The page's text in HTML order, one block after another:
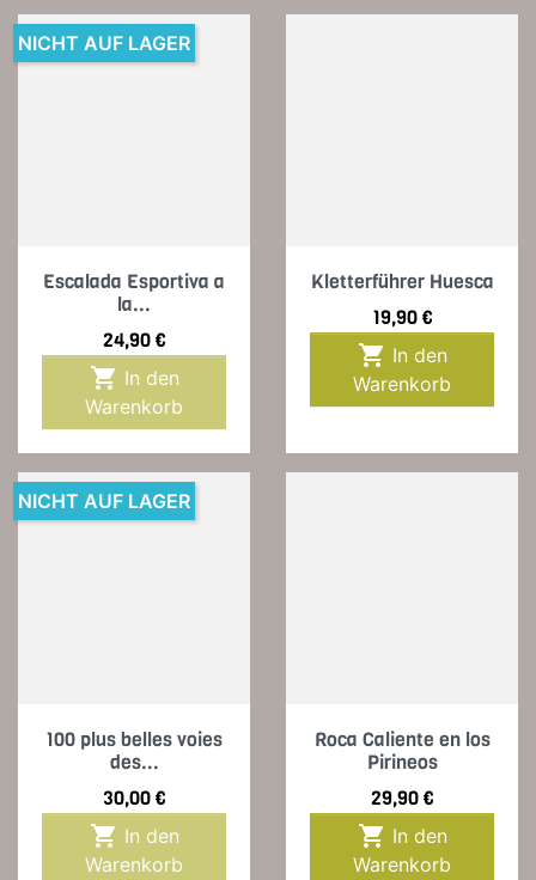
Escalada Esportiva a
la...
Preis
24,90 €

Warenkorb
NICHT AUF LAGER
Kletterführer Huesca
Preis
19,90 €

Warenkorb
100 plus belles voies
des...
Preis
30,00 €

Warenkorb
NICHT AUF LAGER
Roca Caliente en los
Pirineos
Preis
29,90 €

Warenkorb